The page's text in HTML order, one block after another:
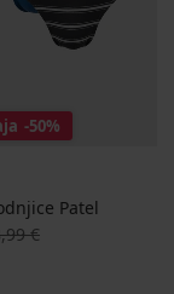
-50%
Patel
cena
€